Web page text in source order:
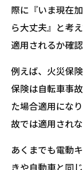
際に『いま現在
ら大丈夫』と考
適用されるか確認
例えば、火災保
保険は自転車事
た場合適用にな
故では適用され
あくまでも電動
きや自動車と同